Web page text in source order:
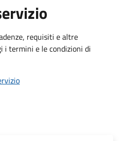
requisiti e altre
i termini e le condizioni di